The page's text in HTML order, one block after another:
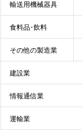
輸送用機械器具
食料品･飲料
その他の製造業
建設業
情報通信業
運輸業